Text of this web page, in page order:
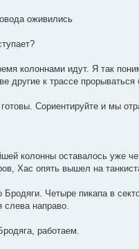
оживились
колоннами идут. Я так
другие к трассе прорываться
Сориентируйте и мы
колонны оставалось уже
Хас опять вышел на
Бродяги. Четыре пикапа в
слева направо.
работаем.